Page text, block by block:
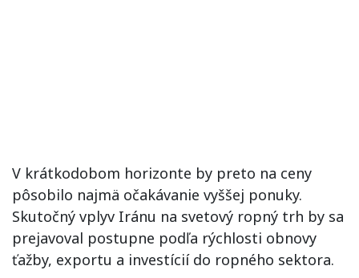
V krátkodobom horizonte by preto na ceny
pôsobilo najmä očakávanie vyššej ponuky.
Skutočný vplyv Iránu na svetový ropný trh by sa
prejavoval postupne podľa rýchlosti obnovy
ťažby, exportu a investícií do ropného sektora.